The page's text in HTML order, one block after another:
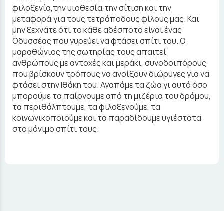
φιλοξενία,την υιοθεσία,την σίτιση και την
μεταφορά,για τους τετράποδους φίλους μας. Και
μην ξεχνάτε ότι το κάθε αδέσποτο είναι ένας
Οδυσσέας που γυρεύει να φτάσει σπίτι του. Ο
μαραθώνιος της σωτηρίας τους απαιτεί
ανθρώπους με αντοχές και μεράκι, συνοδοιπόρους
που βρίσκουν τρόπους να ανοίξουν διώρυγες για να
φτάσει στην Ιθάκη του. Αγαπάμε τα ζώα γι αυτό όσο
μπορούμε τα παίρνουμε από τη μιζέρια του δρόμου,
τα περιθάλπτουμε, τα φιλοξενούμε, τα
κοινωνικοποιούμε και τα παραδίδουμε υγιέστατα
στο μόνιμο σπίτι τους.